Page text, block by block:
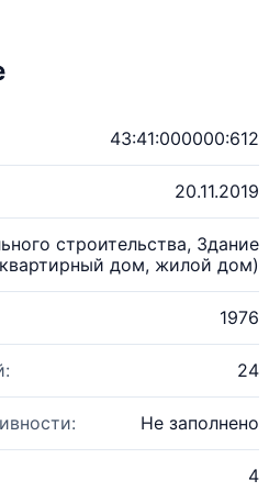
43:41:000000:612
20.11.2019
строительства, Здание
дом, жилой дом)
1976
24
Не заполнено
4